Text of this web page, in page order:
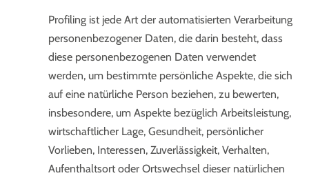
Profiling ist jede Art der automatisierten Verarbeitung
personenbezogener Daten, die darin besteht, dass
diese personenbezogenen Daten verwendet
werden, um bestimmte persönliche Aspekte, die sich
auf eine natürliche Person beziehen, zu bewerten,
insbesondere, um Aspekte bezüglich Arbeitsleistung,
wirtschaftlicher Lage, Gesundheit, persönlicher
Vorlieben, Interessen, Zuverlässigkeit, Verhalten,
Aufenthaltsort oder Ortswechsel dieser natürlichen